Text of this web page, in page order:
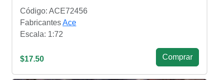
Código: ACE72456
FabricantesAce
Escala: 1:72
$17.50 Сomprar